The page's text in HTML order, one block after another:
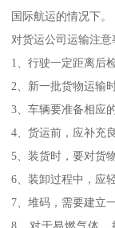
国际航运的情况下。
对货运公司运输注意
1、行驶一定距离后
2、新一批货物运输
3、车辆要准备相应
4、货运前，应补充
5、装货时，要对货
6、装卸过程中，应
7、堆码，需要建立